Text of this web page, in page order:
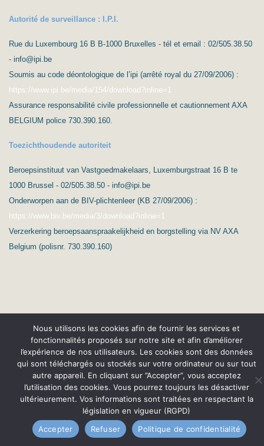
Autorité de surveillance : I.P.I.
Rue du Luxembourg 16 B B-1000 Bruxelles - tél et email : 02/505.38.50
- info@ipi.be
Soumis au code déontologique de l’ipi (arrêté royal du 27/09/2006) :
https://www.ipi.be/media/154/download?inline=1
Assurance responsabilité civile professionnelle et cautionnement AXA
BELGIUM police 730.390.160.
Toezichthoudende autoriteit
Beroepsinstituut van Vastgoedmakelaars, Luxemburgstraat 16 B te
1000 Brussel - 02/505.38.50 - info@ipi.be
Onderworpen aan de BIV-plichtenleer (KB 27/09/2006) :
https://www.biv.be/media/3/download?inline=1
Verzerkering beroepsaanspraakelijkheid en borgstelling via NV AXA
Belgium (polisnr. 730.390.160)
(c) Ard’Immo & Conseils
Protection de la vie privée – RGPD Nederlands
Conditions générales
Nous utilisons les cookies afin de fournir les services et
fonctionnalités proposés sur notre site et afin d’améliorer
l’expérience de nos utilisateurs. Les cookies sont des données
qui sont téléchargés ou stockés sur votre ordinateur ou sur tout
autre appareil. En cliquant sur ”Accepter”, vous acceptez
l’utilisation des cookies. Vous pourrez toujours les désactiver
ultérieurement. Vos informations sont traitées en respectant la
législation en vigueur (RGPD)
Accepter
Refuser Politique de confidentialité